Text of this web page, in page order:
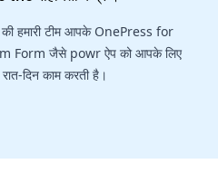
की हमारी टीम आपके OnePress for
Form जैसे powr ऐप को आपके लिए
दिन काम करती है।